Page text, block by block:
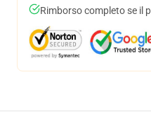
Rimborso completo se il